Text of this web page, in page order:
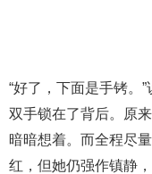
“好了，下面是手铐。
双手锁在了背后。原
暗暗想着。而全程尽
红，但她仍强作镇静